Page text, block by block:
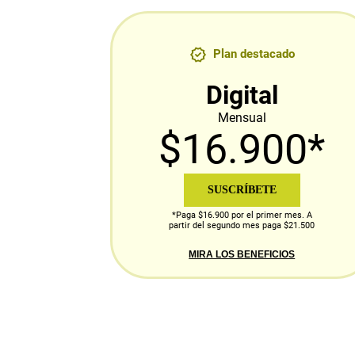
Plan destacado
Digital
Mensual
$16.900*
SUSCRÍBETE
*Paga $16.900 por el primer mes. A
partir del segundo mes paga $21.500
MIRA LOS BENEFICIOS